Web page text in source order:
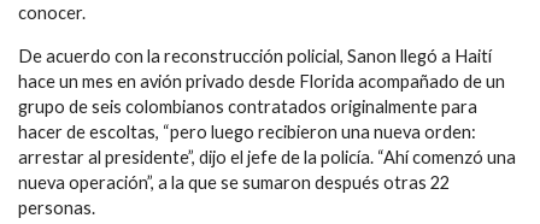
conocer.
De acuerdo con la reconstrucción policial, Sanon llegó a Haití
hace un mes en avión privado desde Florida acompañado de un
grupo de seis colombianos contratados originalmente para
hacer de escoltas, “pero luego recibieron una nueva orden:
arrestar al presidente”, dijo el jefe de la policía. “Ahí comenzó una
nueva operación”, a la que se sumaron después otras 22
personas.